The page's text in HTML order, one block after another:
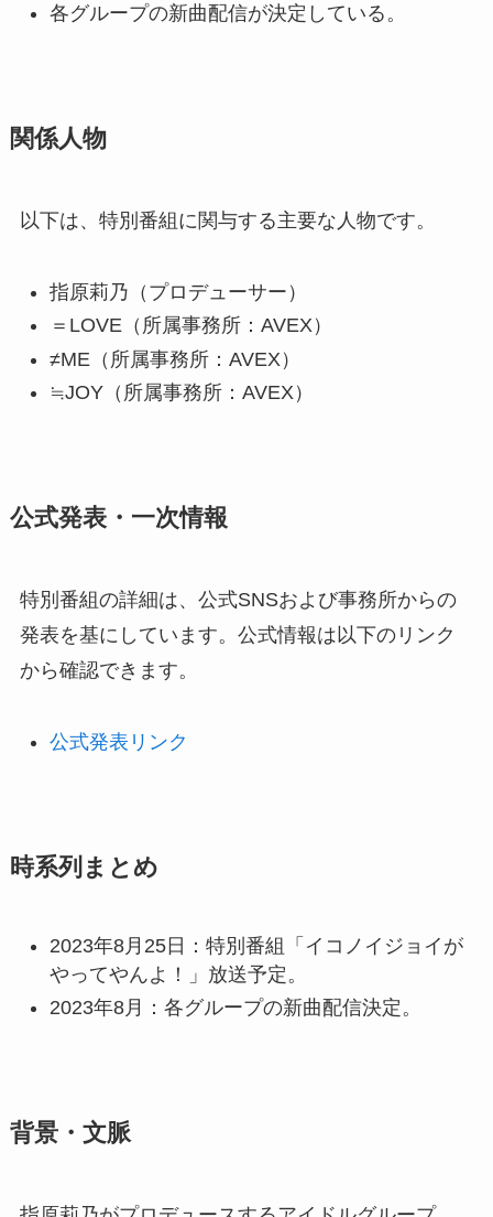
各グループの新曲配信が決定している。
関係人物
以下は、特別番組に関与する主要な人物です。
指原莉乃（プロデューサー）
＝LOVE（所属事務所：AVEX）
≠ME（所属事務所：AVEX）
≒JOY（所属事務所：AVEX）
公式発表・一次情報
特別番組の詳細は、公式SNSおよび事務所からの
発表を基にしています。公式情報は以下のリンク
から確認できます。
公式発表リンク
時系列まとめ
2023年8月25日：特別番組「イコノイジョイが
やってやんよ！」放送予定。
2023年8月：各グループの新曲配信決定。
背景・文脈